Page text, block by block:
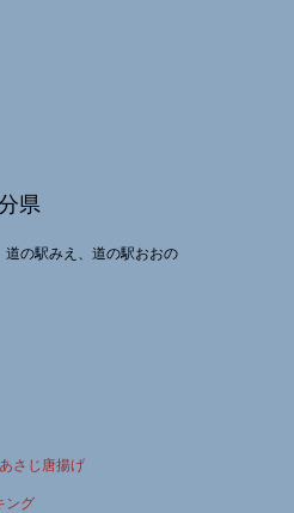
県
の駅みえ、道の駅おおの
さじ唐揚げ
ング